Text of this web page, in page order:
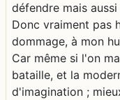
défendre mais
Donc vraiment pas
dommage, à mon
Car même si l'on
bataille, et la
d'imagination ;